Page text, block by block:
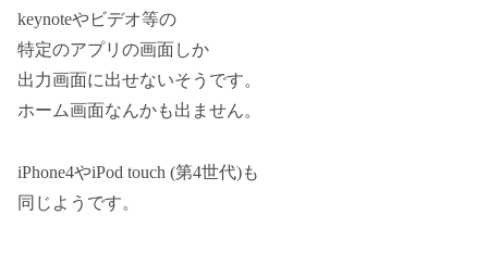
keynoteやビデオ等の
特定のアプリの画面しか
出力画面に出せないそうです。
ホーム画面なんかも出ません。
iPhone4やiPod touch (第4世代)も
同じようです。